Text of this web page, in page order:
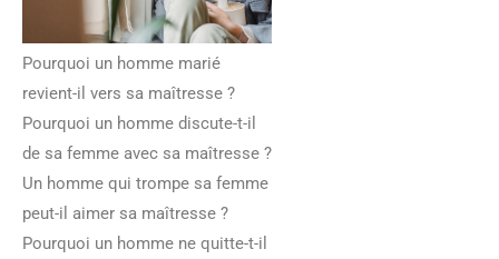
Pourquoi un homme marié
revient-il vers sa maîtresse ?
Pourquoi un homme discute-t-il
de sa femme avec sa maîtresse ?
Un homme qui trompe sa femme
peut-il aimer sa maîtresse ?
Pourquoi un homme ne quitte-t-il